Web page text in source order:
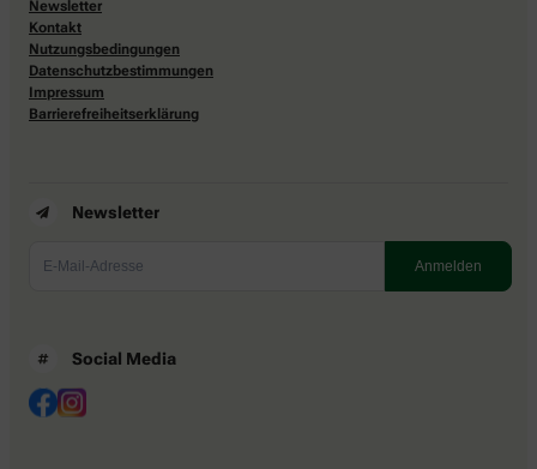
Newsletter
Kontakt
Nutzungsbedingungen
Datenschutzbestimmungen
Impressum
Barrierefreiheitserklärung
Newsletter
Social Media